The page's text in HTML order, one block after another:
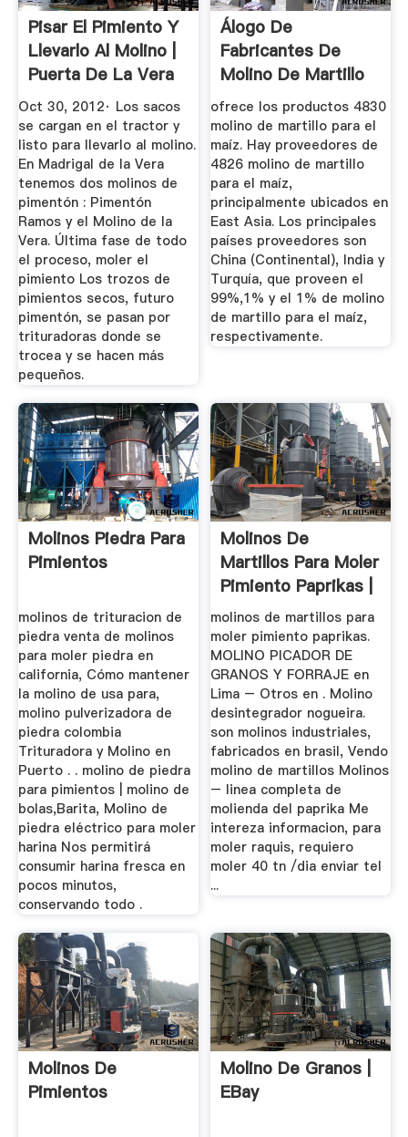
Pisar El Pimiento Y
Llevarlo Al Molino |
Puerta De La Vera
Oct 30, 2012· Los sacos
se cargan en el tractor y
listo para llevarlo al molino.
En Madrigal de la Vera
tenemos dos molinos de
pimentón : Pimentón
Ramos y el Molino de la
Vera. Última fase de todo
el proceso, moler el
pimiento Los trozos de
pimientos secos, futuro
pimentón, se pasan por
trituradoras donde se
trocea y se hacen más
pequeños.
Álogo De
Fabricantes De
Molino De Martillo
Para El Maíz ...
ofrece los productos 4830
molino de martillo para el
maíz. Hay proveedores de
4826 molino de martillo
para el maíz,
principalmente ubicados en
East Asia. Los principales
países proveedores son
China (Continental), India y
Turquía, que proveen el
99%,1% y el 1% de molino
de martillo para el maíz,
respectivamente.
Molinos Piedra Para
Pimientos
molinos de trituracion de
piedra venta de molinos
para moler piedra en
california, Cómo mantener
la molino de usa para,
molino pulverizadora de
piedra colombia
Trituradora y Molino en
Puerto . . molino de piedra
para pimientos | molino de
bolas,Barita, Molino de
piedra eléctrico para moler
harina Nos permitirá
consumir harina fresca en
pocos minutos,
conservando todo .
Molinos De
Martillos Para Moler
Pimiento Paprikas |
Zenith ...
molinos de martillos para
moler pimiento paprikas.
MOLINO PICADOR DE
GRANOS Y FORRAJE en
Lima – Otros en . Molino
desintegrador nogueira.
son molinos industriales,
fabricados en brasil, Vendo
molino de martillos Molinos
– linea completa de
molienda del paprika Me
intereza informacion, para
moler raquis, requiero
moler 40 tn /dia enviar tel
...
Molinos De
Pimientos
Molino De Granos |
EBay